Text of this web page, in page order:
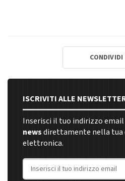
CONDIVIDI
ISCRIVITI ALLE
Inserisci il tuo indirizzo email
newsdirettamente nella tua
elettronica.
Indirizzo email